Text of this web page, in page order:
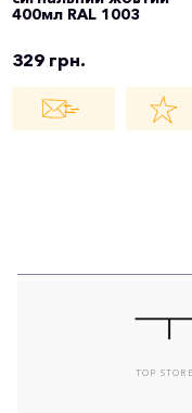
400мл RAL 1003
329 грн.
TOP